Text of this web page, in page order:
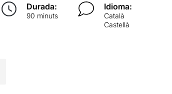
Durada:
90 minuts
Idioma:
Català
Castellà